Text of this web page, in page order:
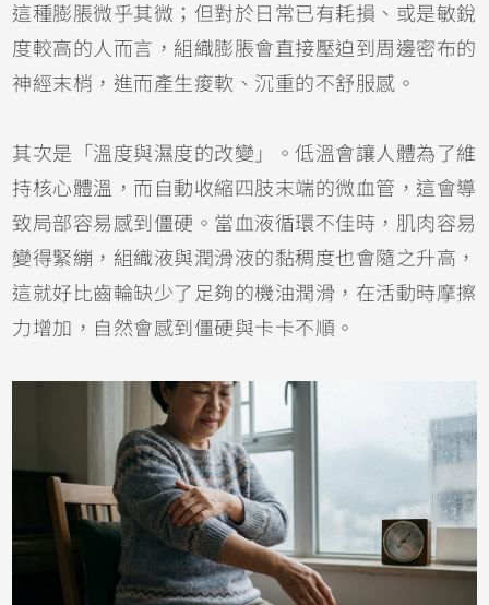
這種膨脹微乎其微；但對於日常已有耗損、或是敏銳
度較高的人而言，組織膨脹會直接壓迫到周邊密布的
神經末梢，進而產生痠軟、沉重的不舒服感。
其次是「溫度與濕度的改變」。低溫會讓人體為了維
持核心體溫，而自動收縮四肢末端的微血管，這會導
致局部容易感到僵硬。當血液循環不佳時，肌肉容易
變得緊繃，組織液與潤滑液的黏稠度也會隨之升高，
這就好比齒輪缺少了足夠的機油潤滑，在活動時摩擦
力增加，自然會感到僵硬與卡卡不順。